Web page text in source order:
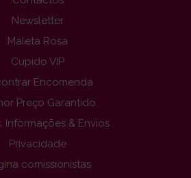
Newsletter
Maleta Rosa
Cupido VIP
Encomenda
Preço Garantido
Informações & Envios
Privacidade
comissionistas